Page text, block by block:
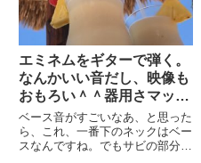
エミネムをギターで弾く。
なんかいい音だし、映像も
おもろい＾＾器用さマック
ス。
ベース音がすごいなあ、と思った
ら、これ、一番下のネックはベー
スなんですね。でもサビの部分の